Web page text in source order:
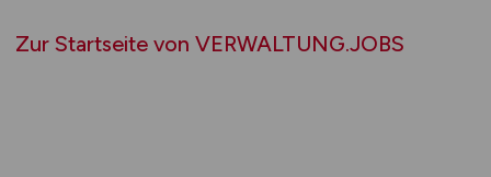
Zur Startseite von VERWALTUNG.JOBS